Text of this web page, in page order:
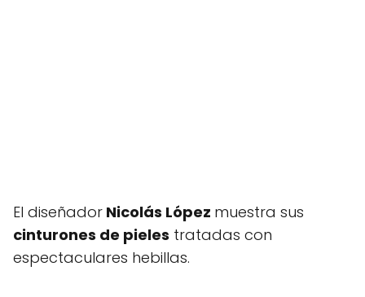
El diseñador Nicolás López muestra sus
cinturones de pieles tratadas con
espectaculares hebillas.